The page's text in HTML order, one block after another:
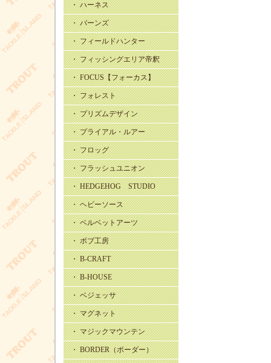
・ ハーネス
・ バーンズ
・ フィールドハンター
・ フィッシングエリア帝釈
・ FOCUS【フォーカス】
・ フォレスト
・ プリズムデザイン
・ プライアル・ルアー
・ フロッグ
・ フラッシュユニオン
・ HEDGEHOG STUDIO
・ ヘビーソース
・ ベルベットアーツ
・ ボブ工房
・ B-CRAFT
・ B-HOUSE
・ ベジェッサ
・ マグネット
・ マジックマウンテン
・ BORDER（ボーダー）